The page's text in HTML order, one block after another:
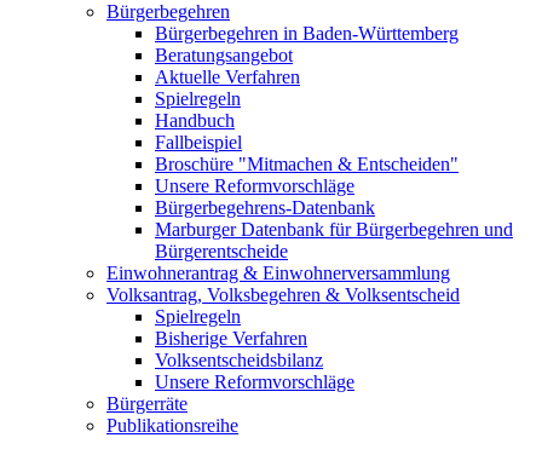
Bürgerbegehren
Bürgerbegehren in Baden-Württemberg
Beratungsangebot
Aktuelle Verfahren
Spielregeln
Handbuch
Fallbeispiel
Broschüre "Mitmachen & Entscheiden"
Unsere Reformvorschläge
Bürgerbegehrens-Datenbank
Marburger Datenbank für Bürgerbegehren und
Bürgerentscheide
Einwohnerantrag & Einwohnerversammlung
Volksantrag, Volksbegehren & Volksentscheid
Spielregeln
Bisherige Verfahren
Volksentscheidsbilanz
Unsere Reformvorschläge
Bürgerräte
Publikationsreihe